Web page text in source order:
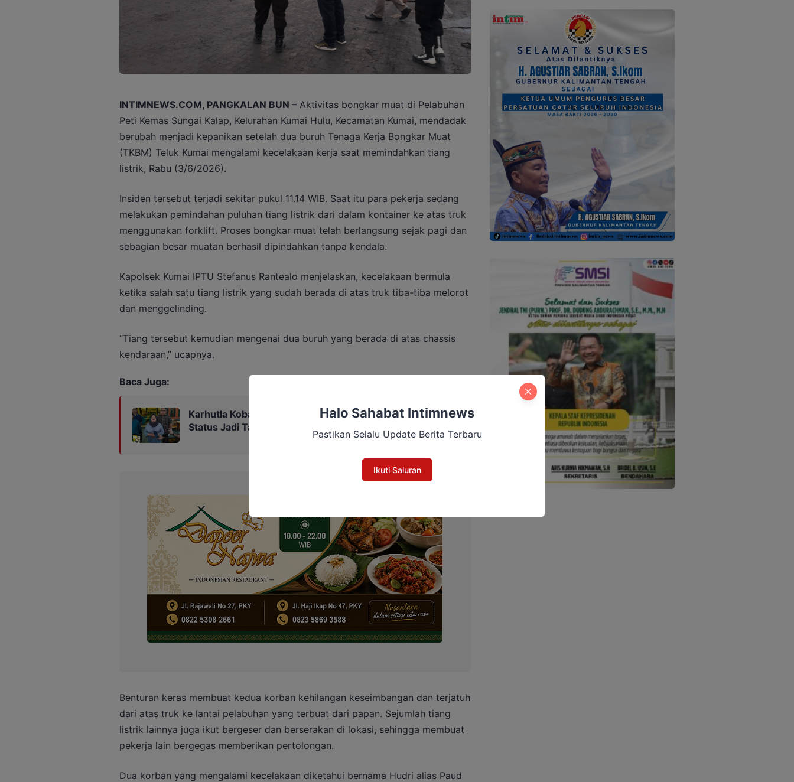
INTIMNEWS.COM, PANGKALAN BUN –Aktivitas bongkar muat di Pelabuhan
Peti Kemas Sungai Kalap, Kelurahan Kumai Hulu, Kecamatan Kumai, mendadak
berubah menjadi kepanikan setelah dua buruh Tenaga Kerja Bongkar Muat
(TKBM) Teluk Kumai mengalami kecelakaan kerja saat memindahkan tiang
listrik, Rabu (3/6/2026).
Insiden tersebut terjadi sekitar pukul 11.14 WIB. Saat itu para pekerja sedang
melakukan pemindahan puluhan tiang listrik dari dalam kontainer ke atas truk
menggunakan forklift. Proses bongkar muat telah berlangsung sejak pagi dan
sebagian besar muatan berhasil dipindahkan tanpa kendala.
Kapolsek Kumai IPTU Stefanus Rantealo menjelaskan, kecelakaan bermula
ketika salah satu tiang listrik yang sudah berada di atas truk tiba-tiba melorot
dan menggelinding.
“Tiang tersebut kemudian mengenai dua buruh yang berada di atas chassis
kendaraan,” ucapnya.
Baca Juga:
Karhutla Kobar Meluas, Pemkab Siapkan Peningkatan
Status Jadi Tanggap Darurat
Benturan keras membuat kedua korban kehilangan keseimbangan dan terjatuh
dari atas truk ke lantai pelabuhan yang terbuat dari papan. Sejumlah tiang
listrik lainnya juga ikut bergeser dan berserakan di lokasi, sehingga membuat
pekerja lain bergegas memberikan pertolongan.
Dua korban yang mengalami kecelakaan diketahui bernama Hudri alias Paud
Halo Sahabat Intimnews
Pastikan Selalu Update Berita Terbaru
Ikuti Saluran